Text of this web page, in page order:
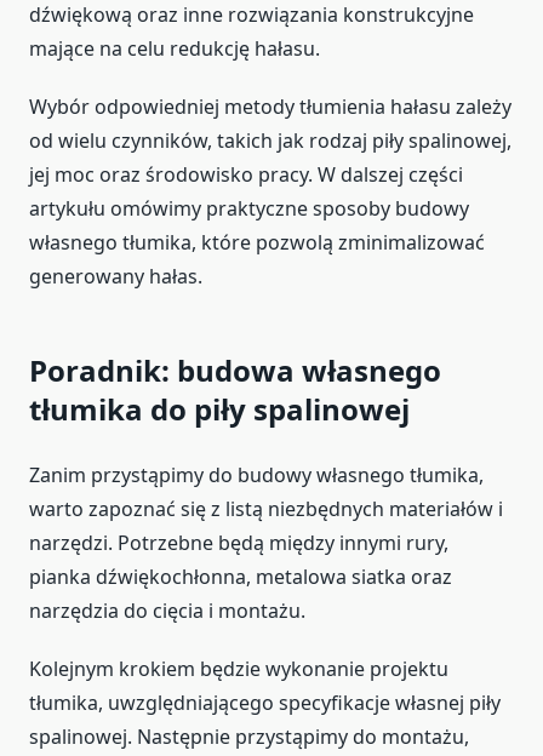
dźwiękową oraz inne rozwiązania konstrukcyjne
mające na celu redukcję hałasu.
Wybór odpowiedniej metody tłumienia hałasu zależy
od wielu czynników, takich jak rodzaj piły spalinowej,
jej moc oraz środowisko pracy. W dalszej części
artykułu omówimy praktyczne sposoby budowy
własnego tłumika, które pozwolą zminimalizować
generowany hałas.
Poradnik: budowa własnego
tłumika do piły spalinowej
Zanim przystąpimy do budowy własnego tłumika,
warto zapoznać się z listą niezbędnych materiałów i
narzędzi. Potrzebne będą między innymi rury,
pianka dźwiękochłonna, metalowa siatka oraz
narzędzia do cięcia i montażu.
Kolejnym krokiem będzie wykonanie projektu
tłumika, uwzględniającego specyfikacje własnej piły
spalinowej. Następnie przystąpimy do montażu,